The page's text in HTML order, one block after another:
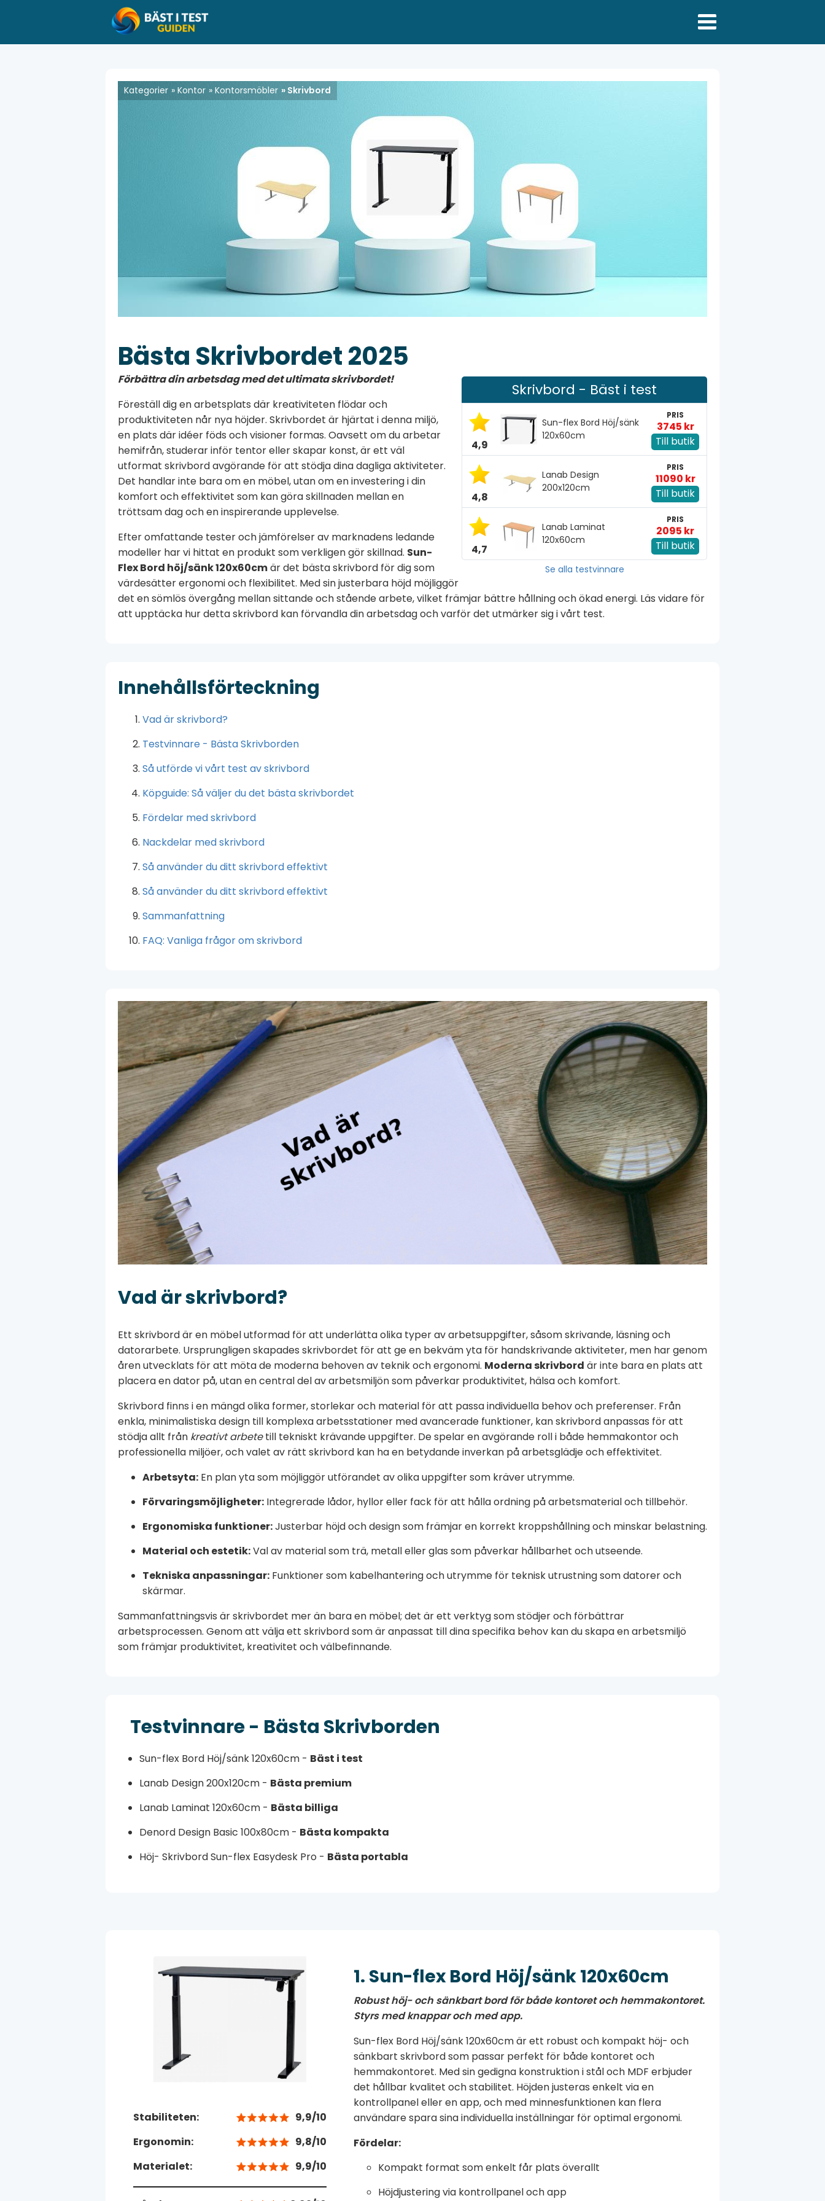
Kategorier Kontor Kontorsmöbler » Skrivbord
Skrivbord - Bäst i test
4,9
Sun-flex Bord Höj/sänk
120x60cm
PRIS
3745 kr
Till butik
4,8
Lanab Design
200x120cm
PRIS
11090 kr
Till butik
4,7
Lanab Laminat
120x60cm
PRIS
2095 kr
Till butik
Se alla testvinnare
Bästa Skrivbordet 2025
Förbättra din arbetsdag med det ultimata skrivbordet!
Föreställ dig en arbetsplats där kreativiteten flödar och
produktiviteten når nya höjder. Skrivbordet är hjärtat i denna miljö,
en plats där idéer föds och visioner formas. Oavsett om du arbetar
hemifrån, studerar inför tentor eller skapar konst, är ett väl
utformat skrivbord avgörande för att stödja dina dagliga aktiviteter.
Det handlar inte bara om en möbel, utan om en investering i din
komfort och effektivitet som kan göra skillnaden mellan en
tröttsam dag och en inspirerande upplevelse.
Efter omfattande tester och jämförelser av marknadens ledande
modeller har vi hittat en produkt som verkligen gör skillnad. Sun-
Flex Bord höj/sänk 120x60cmär det bästa skrivbord för dig som
värdesätter ergonomi och flexibilitet. Med sin justerbara höjd möjliggör
det en sömlös övergång mellan sittande och stående arbete, vilket främjar bättre hållning och ökad energi. Läs vidare för
att upptäcka hur detta skrivbord kan förvandla din arbetsdag och varför det utmärker sig i vårt test.
Innehållsförteckning
Vad är skrivbord?
Testvinnare - Bästa Skrivborden
Så utförde vi vårt test av skrivbord
Köpguide: Så väljer du det bästa skrivbordet
Fördelar med skrivbord
Nackdelar med skrivbord
Så använder du ditt skrivbord effektivt
Så använder du ditt skrivbord effektivt
Sammanfattning
FAQ: Vanliga frågor om skrivbord
Vad är skrivbord?
Ett skrivbord är en möbel utformad för att underlätta olika typer av arbetsuppgifter, såsom skrivande, läsning och
datorarbete. Ursprungligen skapades skrivbordet för att ge en bekväm yta för handskrivande aktiviteter, men har genom
åren utvecklats för att möta de moderna behoven av teknik och ergonomi. Moderna skrivbord är inte bara en plats att
placera en dator på, utan en central del av arbetsmiljön som påverkar produktivitet, hälsa och komfort.
Skrivbord finns i en mängd olika former, storlekar och material för att passa individuella behov och preferenser. Från
enkla, minimalistiska design till komplexa arbetsstationer med avancerade funktioner, kan skrivbord anpassas för att
stödja allt från kreativt arbetetill tekniskt krävande uppgifter. De spelar en avgörande roll i både hemmakontor och
professionella miljöer, och valet av rätt skrivbord kan ha en betydande inverkan på arbetsglädje och effektivitet.
Arbetsyta: En plan yta som möjliggör utförandet av olika uppgifter som kräver utrymme.
Förvaringsmöjligheter: Integrerade lådor, hyllor eller fack för att hålla ordning på arbetsmaterial och tillbehör.
Ergonomiska funktioner:Justerbar höjd och design som främjar en korrekt kroppshållning och minskar belastning.
Material och estetik:Val av material som trä, metall eller glas som påverkar hållbarhet och utseende.
Tekniska anpassningar: Funktioner som kabelhantering och utrymme för teknisk utrustning som datorer och
skärmar.
Sammanfattningsvis är skrivbordet mer än bara en möbel; det är ett verktyg som stödjer och förbättrar
arbetsprocessen. Genom att välja ett skrivbord som är anpassat till dina specifika behov kan du skapa en arbetsmiljö
som främjar produktivitet, kreativitet och välbefinnande.
Testvinnare - Bästa Skrivborden
Sun-flex Bord Höj/sänk 120x60cm - Bäst i test
Lanab Design 200x120cm - Bästa premium
Lanab Laminat 120x60cm - Bästa billiga
Denord Design Basic 100x80cm - Bästa kompakta
Höj- Skrivbord Sun-flex Easydesk Pro - Bästa portabla
Stabiliteten:
9,9/10
Ergonomin:
9,8/10
Materialet:
9,9/10
1. Sun-flex Bord Höj/sänk 120x60cm
Robust höj- och sänkbart bord för både kontoret och hemmakontoret.
Styrs med knappar och med app.
Sun-flex Bord Höj/sänk 120x60cm är ett robust och kompakt höj- och
sänkbart skrivbord som passar perfekt för både kontoret och
hemmakontoret. Med sin gedigna konstruktion i stål och MDF erbjuder
det hållbar kvalitet och stabilitet. Höjden justeras enkelt via en
kontrollpanel eller en app, och med minnesfunktionen kan flera
användare spara sina individuella inställningar för optimal ergonomi.
Fördelar:
Kompakt format som enkelt får plats överallt
Höjdjustering via kontrollpanel och app